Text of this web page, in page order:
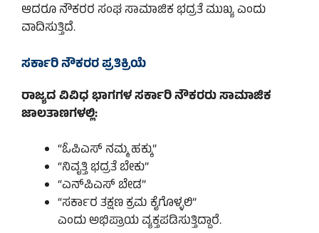
ಆದರೂ ನೌಕರರ ಸಂಘ ಸಾಮಾಜಿಕ ಭದ್ರತೆ ಮುಖ್ಯ ಎಂದು
ವಾದಿಸುತ್ತಿದೆ.
ಸರ್ಕಾರಿ ನೌಕರರ ಪ್ರತಿಕ್ರಿಯೆ
ರಾಜ್ಯದ ವಿವಿಧ ಭಾಗಗಳ ಸರ್ಕಾರಿ ನೌಕರರು ಸಾಮಾಜಿಕ
ಜಾಲತಾಣಗಳಲ್ಲಿ:
“ಓಪಿಎಸ್ ನಮ್ಮ ಹಕ್ಕು”
“ನಿವೃತ್ತಿ ಭದ್ರತೆ ಬೇಕು”
“ಎನ್‌ಪಿಎಸ್ ಬೇಡ”
“ಸರ್ಕಾರ ತಕ್ಷಣ ಕ್ರಮ ಕೈಗೊಳ್ಳಲಿ”
ಎಂದು ಅಭಿಪ್ರಾಯ ವ್ಯಕ್ತಪಡಿಸುತ್ತಿದ್ದಾರೆ.